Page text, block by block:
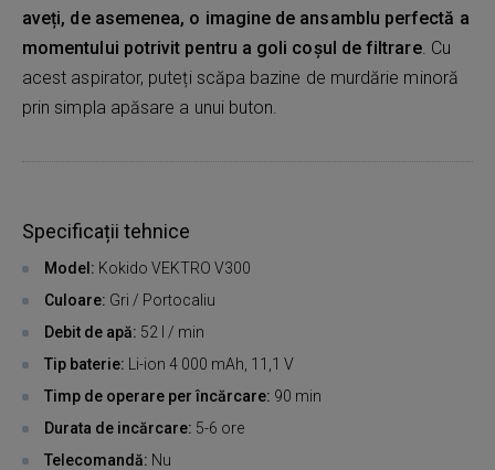
aveți, de asemenea, o imagine de ansamblu perfectă a
momentului potrivit pentru a goli coșul de filtrare. Cu
acest aspirator, puteți scăpa bazine de murdărie minoră
prin simpla apăsare a unui buton.
Specificații tehnice
Model: Kokido VEKTRO V300
Culoare: Gri / Portocaliu
Debit de apă: 52 l / min
Tip baterie: Li-ion 4 000 mAh, 11,1 V
Timp de operare per încărcare: 90 min
Durata de incărcare: 5-6 ore
Telecomandă: Nu